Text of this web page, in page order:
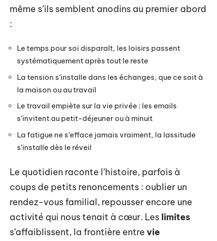
même s’ils semblent anodins au premier abord
:
Le temps pour soi disparaît, les loisirs passent
systématiquement après tout le reste
La tension s’installe dans les échanges, que ce soit à
la maison ou au travail
Le travail empiète sur la vie privée : les emails
s’invitent au petit-déjeuner ou à minuit
La fatigue ne s’efface jamais vraiment, la lassitude
s’installe dès le réveil
Le quotidien raconte l’histoire, parfois à
coups de petits renoncements : oublier un
rendez-vous familial, repousser encore une
activité qui nous tenait à cœur. Les limites
s’affaiblissent, la frontière entre vie